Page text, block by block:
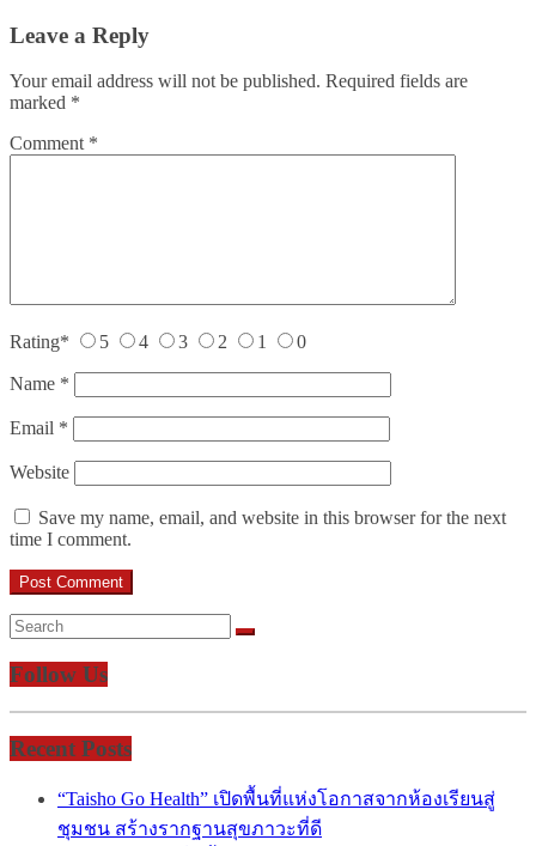
Leave a Reply
Your email address will not be published. Required fields are
marked *
Comment *
Rating* 5 4 3 2 1 0
Name *
Email *
Website
Save my name, email, and website in this browser for the next
time I comment.
Follow Us
Recent Posts
“Taisho Go Health” เปิดพื้นที่แห่งโอกาสจากห้องเรียนสู่
ชุมชน สร้างรากฐานสุขภาวะที่ดี